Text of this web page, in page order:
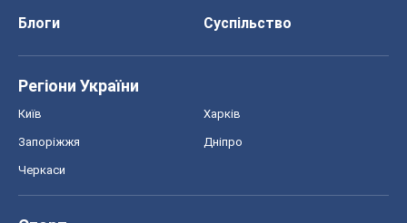
Блоги
Суспільство
Регіони України
Київ Харків
Запоріжжя Дніпро
Черкаси